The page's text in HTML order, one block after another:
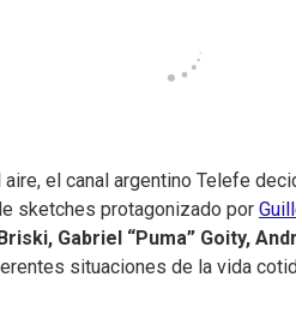
el canal argentino Telefe
sketches protagonizado por
Gabriel “Puma” Goity,
situaciones de la vida